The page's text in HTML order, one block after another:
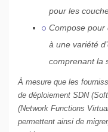
pour les
Compose pour
à une variété
comprenant la
À mesure que les
de déploiement SDN
(Network Functions
permettent ainsi de